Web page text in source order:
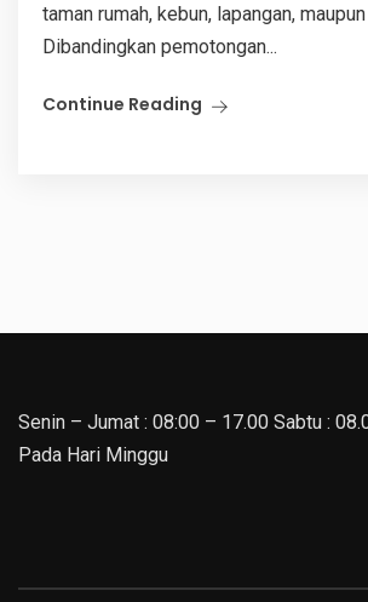
taman rumah, kebun, lapangan,
Dibandingkan pemotongan...
Continue Reading
Senin – Jumat : 08:00 – 17.00 Sabtu :
Pada Hari Minggu